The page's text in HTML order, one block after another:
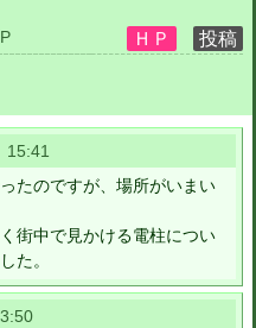
P
たのですが、場所がいまい
街中で見かける電柱につい
た。